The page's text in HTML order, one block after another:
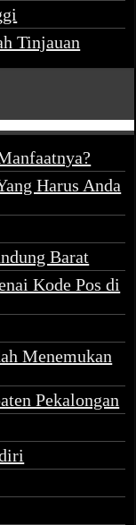
Tinjauan
Harus Anda
Barat
Kode Pos di
Menemukan
Pekalongan